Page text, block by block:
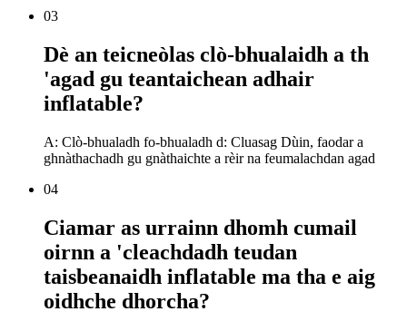
03
Dè an teicneòlas clò-bhualaidh a th
'agad gu teantaichean adhair
inflatable?
A: Clò-bhualadh fo-bhualadh d: Cluasag Dùin, faodar a
ghnàthachadh gu gnàthaichte a rèir na feumalachdan agad
04
Ciamar as urrainn dhomh cumail
oirnn a 'cleachdadh teudan
taisbeanaidh inflatable ma tha e aig
oidhche dhorcha?